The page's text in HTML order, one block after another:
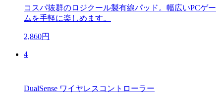
コスパ抜群のロジクール製有線パッド。幅広いPCゲー
ムを手軽に楽しめます。
2,860円
4
DualSense ワイヤレスコントローラー